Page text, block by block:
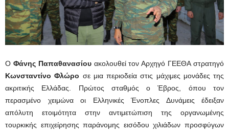
Ο Φάνης Παπαθανασίουακολουθεί τον Αρχηγό ΓΕΕΘΑ στρατηγό
Κωνσταντίνο Φλώρο σε μια περιοδεία στις μάχιμες μονάδες της
ακριτικής Ελλάδας. Πρώτος σταθμός ο Έβρος, όπου τον
περασμένο χειμώνα οι Ελληνικές Ένοπλες Δυνάμεις έδειξαν
απόλυτη ετοιμότητα στην αντιμετώπιση της οργανωμένης
τουρκικής επιχείρησης παράνομης εισόδου χιλιάδων προσφύγων